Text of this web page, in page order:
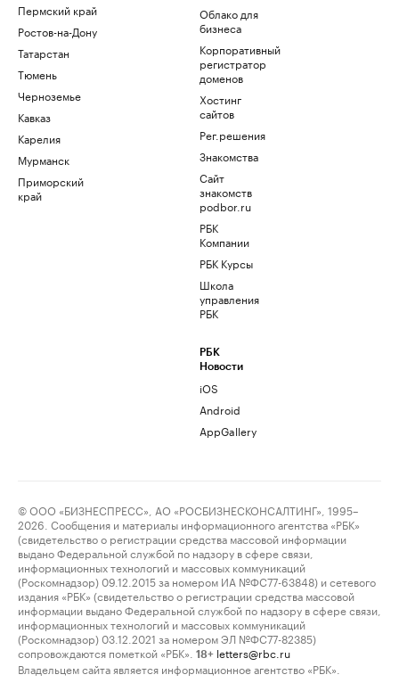
Пермский край
Ростов-на-Дону
Татарстан
Тюмень
Черноземье
Кавказ
Карелия
Мурманск
Приморский
край
Облако для
бизнеса
Корпоративный
регистратор
доменов
Хостинг
сайтов
Рег.решения
Знакомства
Сайт
знакомств
podbor.ru
РБК
Компании
РБК Курсы
Школа
управления
РБК
РБК
Новости
iOS
Android
AppGallery
© ООО «БИЗНЕСПРЕСС», АО «РОСБИЗНЕСКОНСАЛТИНГ», 1995–
2026. Сообщения и материалы информационного агентства «РБК»
(свидетельство о регистрации средства массовой информации
выдано Федеральной службой по надзору в сфере связи,
информационных технологий и массовых коммуникаций
(Роскомнадзор) 09.12.2015 за номером ИА №ФС77-63848) и сетевого
издания «РБК» (свидетельство о регистрации средства массовой
информации выдано Федеральной службой по надзору в сфере связи,
информационных технологий и массовых коммуникаций
(Роскомнадзор) 03.12.2021 за номером ЭЛ №ФС77-82385)
сопровождаются пометкой «РБК».
18+ letters@rbc.ru
Владельцем сайта является информационное агентство «РБК».